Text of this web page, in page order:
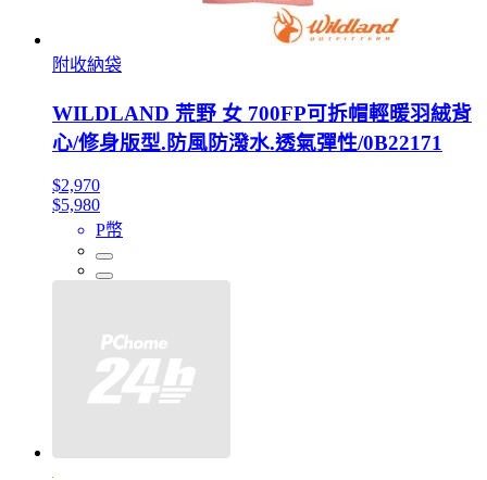
附收納袋
WILDLAND 荒野 女 700FP可拆帽輕暖羽絨背
心/修身版型.防風防潑水.透氣彈性/0B22171
$2,970
$5,980
P幣